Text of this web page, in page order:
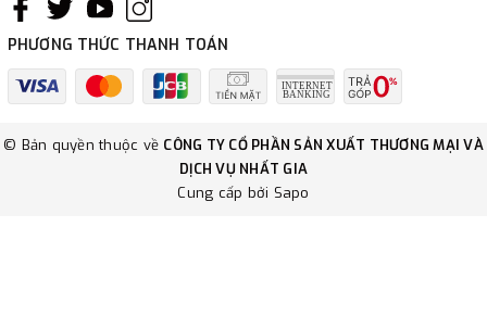
PHƯƠNG THỨC THANH TOÁN
© Bản quyền thuộc về CÔNG TY CỔ PHẦN SẢN XUẤT THƯƠNG MẠI VÀ
DỊCH VỤ NHẤT GIA
Cung cấp bởi Sapo